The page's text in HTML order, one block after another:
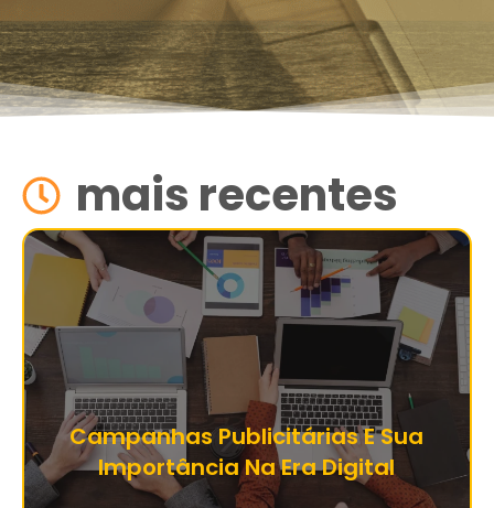
mais recentes
Campanhas Publicitárias E Sua
Importância Na Era Digital